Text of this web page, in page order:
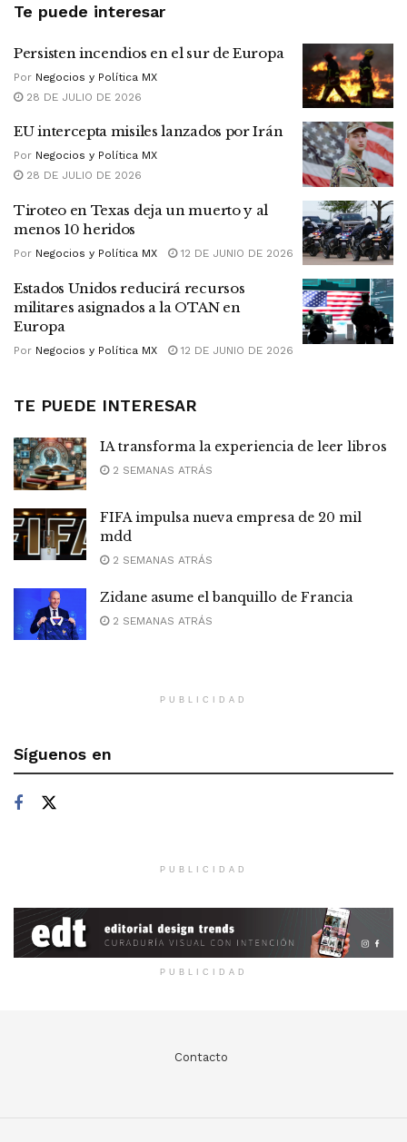
Te puede interesar
Persisten incendios en el sur de Europa
Por Negocios y Política MX
28 DE JULIO DE 2026
EU intercepta misiles lanzados por Irán
Por Negocios y Política MX
28 DE JULIO DE 2026
Tiroteo en Texas deja un muerto y al
menos 10 heridos
Por Negocios y Política MX 12 DE JUNIO DE 2026
Estados Unidos reducirá recursos
militares asignados a la OTAN en
Europa
Por Negocios y Política MX 12 DE JUNIO DE 2026
TE PUEDE INTERESAR
IA transforma la experiencia de leer libros
2 SEMANAS ATRÁS
FIFA impulsa nueva empresa de 20 mil
mdd
2 SEMANAS ATRÁS
Zidane asume el banquillo de Francia
2 SEMANAS ATRÁS
PUBLICIDAD
Síguenos en
PUBLICIDAD
PUBLICIDAD
Contacto